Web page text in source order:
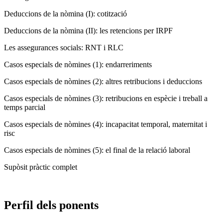
Deduccions de la nòmina (I): cotització
Deduccions de la nòmina (II): les retencions per IRPF
Les assegurances socials: RNT i RLC
Casos especials de nòmines (1): endarreriments
Casos especials de nòmines (2): altres retribucions i deduccions
Casos especials de nòmines (3): retribucions en espècie i treball a
temps parcial
Casos especials de nòmines (4): incapacitat temporal, maternitat i
risc
Casos especials de nòmines (5): el final de la relació laboral
Supòsit pràctic complet
Perfil dels ponents